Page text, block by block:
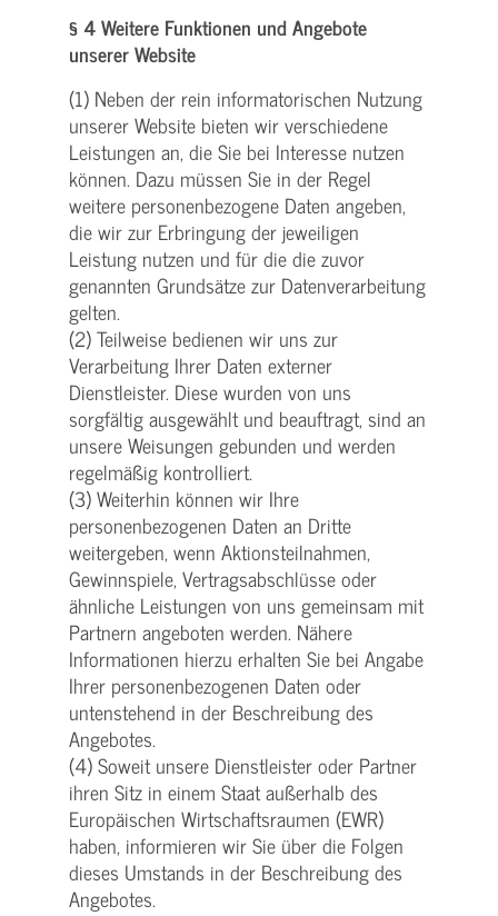
§ 4 Weitere Funktionen und Angebote
unserer Website
(1) Neben der rein informatorischen Nutzung
unserer Website bieten wir verschiedene
Leistungen an, die Sie bei Interesse nutzen
können. Dazu müssen Sie in der Regel
weitere personenbezogene Daten angeben,
die wir zur Erbringung der jeweiligen
Leistung nutzen und für die die zuvor
genannten Grundsätze zur Datenverarbeitung
gelten.
(2) Teilweise bedienen wir uns zur
Verarbeitung Ihrer Daten externer
Dienstleister. Diese wurden von uns
sorgfältig ausgewählt und beauftragt, sind an
unsere Weisungen gebunden und werden
regelmäßig kontrolliert.
(3) Weiterhin können wir Ihre
personenbezogenen Daten an Dritte
weitergeben, wenn Aktionsteilnahmen,
Gewinnspiele, Vertragsabschlüsse oder
ähnliche Leistungen von uns gemeinsam mit
Partnern angeboten werden. Nähere
Informationen hierzu erhalten Sie bei Angabe
Ihrer personenbezogenen Daten oder
untenstehend in der Beschreibung des
Angebotes.
(4) Soweit unsere Dienstleister oder Partner
ihren Sitz in einem Staat außerhalb des
Europäischen Wirtschaftsraumen (EWR)
haben, informieren wir Sie über die Folgen
dieses Umstands in der Beschreibung des
Angebotes.